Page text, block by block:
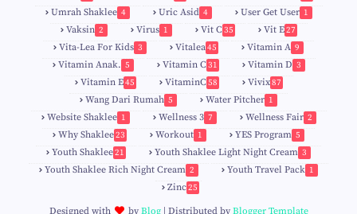
Umrah Shaklee 4 Uric Asid 4 User Get User 1
Vaksin 2 Virus 1 Vit C 35 Vit E27
Vita-Lea For Kids 3 Vitalea45 Vitamin A 9
Vitamin Anak. 5 Vitamin C 31 Vitamin D 3
Vitamin E45 VitaminC 58 Vivix87
Wang Dari Rumah 5 Water Pitcher 1
Website Shaklee 1 Wellness 3 7 Wellness Fair 2
Why Shaklee23 Workout 1 YES Program 5
Youth Shaklee21 Youth Shaklee Light Night Cream 3
Youth Shaklee Rich Night Cream 2 Youth Travel Pack 1
Zinc25
Designed with by Blog| Distributed by Blogger Template